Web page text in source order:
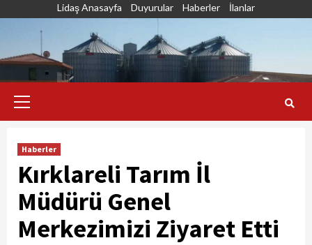
Lidaş Anasayfa Duyurular Haberler İlanlar
Haberler
Kırklareli Tarım İl
Müdürü Genel
Merkezimizi Ziyaret Etti